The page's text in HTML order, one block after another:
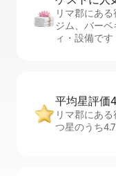
リマ郡にあ
ジム、バー
ィ・設備です
平均星評価
リマ郡にあ
つ星のうち